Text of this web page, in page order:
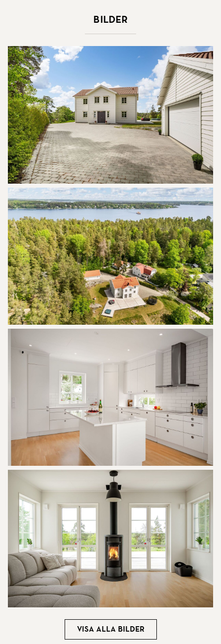
fina promenadstråk längs Tjustviksrundan och
Gottholmarundan. Gustavsberg centrum, Värmdö
köpcentrum i Mölnvik och Värmdö Marknad har
mataffärer, gym, restauranger, caféer och annan
vardagsservice så man behöver inte åka in till stan
för att göra ärenden. I Gustavsbergs Hamn ligger
Porslinskvarteren som en gång var Gustavsbergs
porslinsfabrik men som numera är omgjort till fina
bostadskvarter. Här finns också båthamn för
fritidsbåtar, bibliotek, restauranger och
livsstilsbutiker. En mysig gammal kulturort!
KOMMUNIKATIONER
Kombinationen av skärgårdskänsla med närheten
till Stockholm lockar och till Norra Lagnö tar du dig
med bil till Stockholm på ca 25-35 minuter
beroende på trafik och den exakta destinationen
du ska till. Pendelbåt (Linje 84) från Ålstäket på
Värmdö till Strömkajen i Stockholm går via Norra
Lagnö, Koviksudde, Riset och Slussen.
Du är alltid välkommen att ringa eller mejla
mäklare Marie Lindén för frågor eller privatvisning,
070-3179353, marie.linden@skandiamaklarna.se.
Bilder
Visa alla bilder